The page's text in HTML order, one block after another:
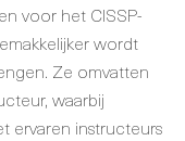
voor het CISSP-
wordt
Ze omvatten
waarbij
ervaren instructeurs